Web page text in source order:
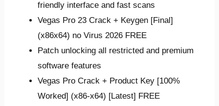
friendly interface and fast scans
Vegas Pro 23 Crack + Keygen [Final]
(x86x64) no Virus 2026 FREE
Patch unlocking all restricted and premium
software features
Vegas Pro Crack + Product Key [100%
Worked] (x86-x64) [Latest] FREE